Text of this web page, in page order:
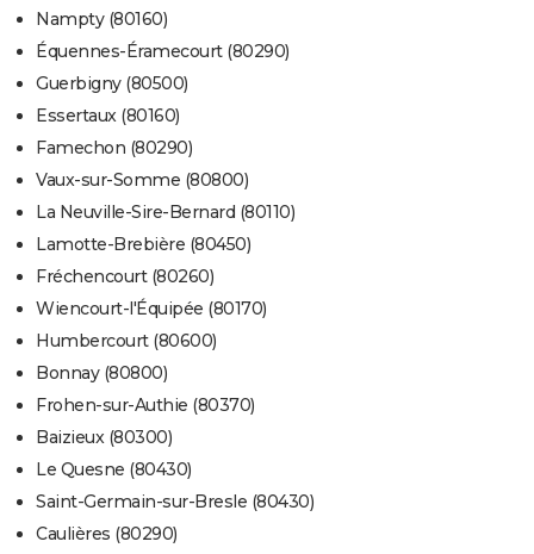
Nampty (80160)
Équennes-Éramecourt (80290)
Guerbigny (80500)
Essertaux (80160)
Famechon (80290)
Vaux-sur-Somme (80800)
La Neuville-Sire-Bernard (80110)
Lamotte-Brebière (80450)
Fréchencourt (80260)
Wiencourt-l'Équipée (80170)
Humbercourt (80600)
Bonnay (80800)
Frohen-sur-Authie (80370)
Baizieux (80300)
Le Quesne (80430)
Saint-Germain-sur-Bresle (80430)
Caulières (80290)